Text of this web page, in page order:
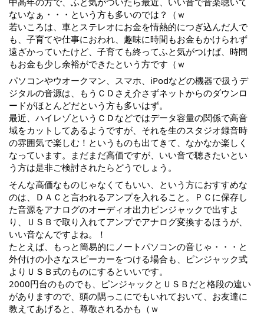
ないなぁ・・・という方も多いのでは？（ｗ
若いころは、車とステレオにお金を情熱的につぎ込んだ人で
も、子育てや仕事におわれ、趣味に時間もお金もかけられず
遠ざかっていたけど、子育ても終ってふと気がつけば、時間
もお金も少し余裕ができたという方です（ｗ
パソコンやウオークマン、スマホ、iPodなどの機器で扱うデ
ジタルの音源は、もうＣＤさえ介さずネットからのダウンロ
ードがほとんどだという方も多いはず。
最近、ハイレゾというＣＤなどではデータ容量の関係で高音
域をカットしてあるようですが、それを生のスタジオ録音時
の雰囲気で楽しむ！というものも出てきて、なかなか楽しく
なっています。まだまだ高価ですが、いい音で聴きたいとい
う方は是非ご検討されたらどうでしょう。
そんな高価なものじゃなくてもいい、という方におすすめな
のは、ＤＡＣと言われるアンプを入れること。ＰＣに保存し
た音源をアナログのオーディオ出力ピンジャックで出すよ
り、ＵＳＢで取り入れてアンプでアナログ変換するほうが、
いい音なんですよね。！
たとえば、もっと簡易的にノートパソコンの音じゃ・・・と
外付けの小さなスピーカーをつける場合も、ピンジャック式
よりＵＳＢ式のものにするといいです。
2000円台のものでも、ピンジャックとＵＳＢだと格段の違い
がありますので、頭の隅っこにでもいれておいて、お友達に
教えてあげると、尊敬されるかも（ｗ